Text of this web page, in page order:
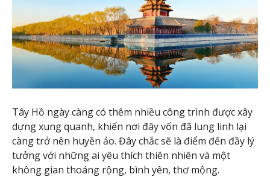
Tây Hồ ngày càng có thêm nhiều công trình được xây
dựng xung quanh, khiến nơi đây vốn đã lung linh lại
càng trở nên huyền ảo. Đây chắc sẽ là điểm đến đầy lý
tưởng với những ai yêu thích thiên nhiên và một
không gian thoáng rộng, bình yên, thơ mộng.